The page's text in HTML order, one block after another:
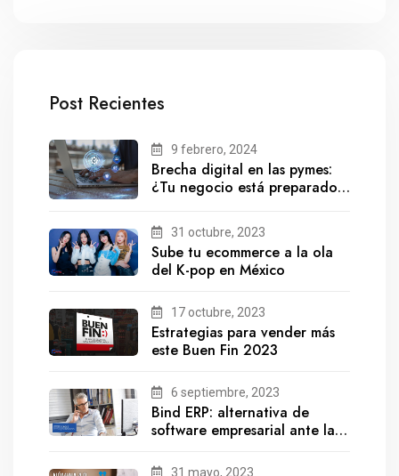
Post Recientes
9 febrero, 2024
Brecha digital en las pymes:
¿Tu negocio está preparado
31 octubre, 2023
Sube tu ecommerce a la ola
del K-pop en México
17 octubre, 2023
Estrategias para vender más
este Buen Fin 2023
6 septiembre, 2023
Bind ERP: alternativa de
software empresarial ante la
31 mayo, 2023